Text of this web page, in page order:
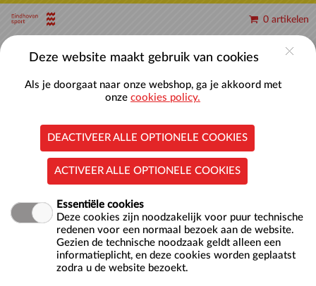
Naar hoofdinhoud
0 artikelen
Baantjes zwemmen 25-meterbad
Locatie
Zwembad Ir. Ottenbad
Vijfkamplaan 12
5624 EB EINDHOVEN
NL
Doelgroep
Volwassenen
Deze website maakt gebruik van cookies
Als je doorgaat naar onze webshop, ga je akkoord met
onze cookies policy.
DEACTIVEER ALLE OPTIONELE COOKIES
ACTIVEER ALLE OPTIONELE COOKIES
Essentiële cookies
Deze cookies zijn noodzakelijk voor puur technische
redenen voor een normaal bezoek aan de website.
Gezien de technische noodzaak geldt alleen een
informatieplicht, en deze cookies worden geplaatst
zodra u de website bezoekt.